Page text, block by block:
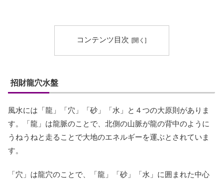
コンテンツ目次
招財龍穴水盤
風水には「龍」「穴」「砂」「水」と４つの大原則がありま
す。「龍」は龍脈のことで、北側の山脈が龍の背中のように
うねうねと走ることで大地のエネルギーを運ぶとされていま
す。
「穴」は龍穴のことで、「龍」「砂」「水」に囲まれた中心